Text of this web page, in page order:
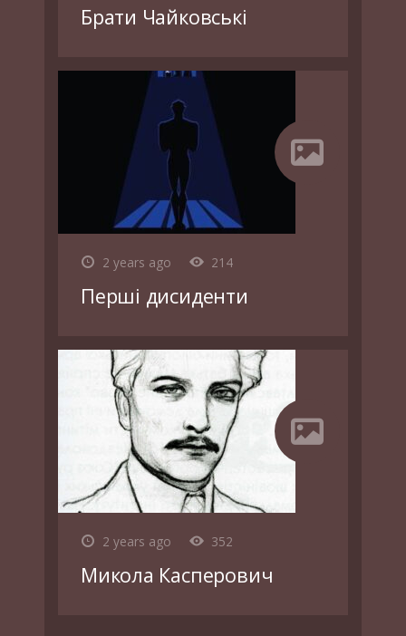
Брати Чайковські
2 years ago 214
Перші дисиденти
2 years ago 352
Микола Касперович